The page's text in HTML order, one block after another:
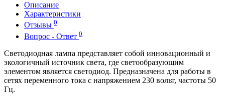
Описание
Характеристики
Отзывы 0
Вопрос - Ответ 0
Светодиодная лампа представляет собой инновационный и
экологичный источник света, где светообразующим
элементом является светодиод. Предназначена для работы в
сетях переменного тока с напряжением 230 вольт, частоты 50
Гц.